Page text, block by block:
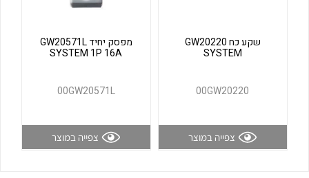
לכל מוצרי היצרן לכל מוצרי היצרן שקע כח GW20220
SYSTEM
00GW20220
צפייה במוצר
מפסק יחיד GW20571L
SYSTEM 1P 16A
00GW20571L
צפייה במוצר